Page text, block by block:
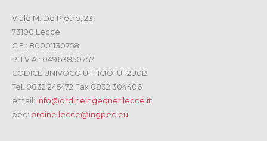
Viale M. De Pietro, 23
73100 Lecce
C.F.: 80001130758
P. I.V.A.: 04963850757
CODICE UNIVOCO UFFICIO: UF2U0B
Tel. 0832 245472 Fax 0832 304406
email: info@ordineingegnerilecce.it
pec: ordine.lecce@ingpec.eu